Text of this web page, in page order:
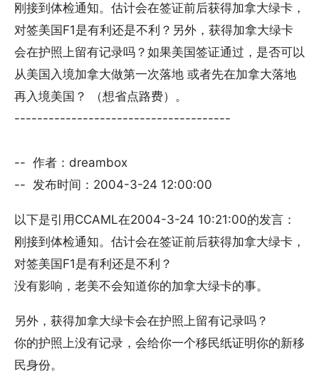
刚接到体检通知。估计会在签证前后获得加拿大绿卡，
对签美国F1是有利还是不利？另外，获得加拿大绿卡
会在护照上留有记录吗？如果美国签证通过，是否可以
从美国入境加拿大做第一次落地 或者先在加拿大落地
再入境美国？ （想省点路费）。
--------------------------------------
-- 作者：dreambox
-- 发布时间：2004-3-24 12:00:00
以下是引用CCAML在2004-3-24 10:21:00的发言：
刚接到体检通知。估计会在签证前后获得加拿大绿卡，
对签美国F1是有利还是不利？
没有影响，老美不会知道你的加拿大绿卡的事。
另外，获得加拿大绿卡会在护照上留有记录吗？
你的护照上没有记录，会给你一个移民纸证明你的新移
民身份。